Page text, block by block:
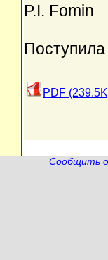
P.I. Fomin
PDF
Сообщить о